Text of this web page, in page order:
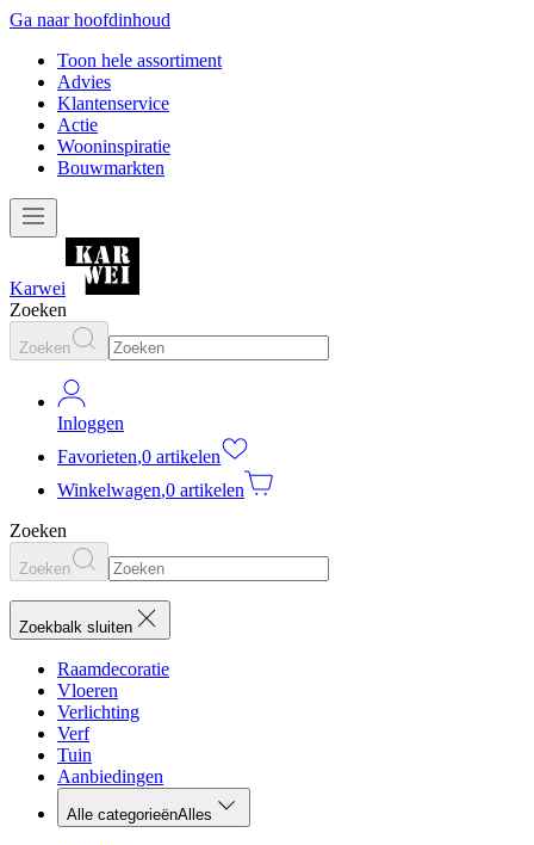
Ga naar hoofdinhoud
Toon hele assortiment
Advies
Klantenservice
Actie
Wooninspiratie
Bouwmarkten
Karwei
Zoeken
Zoeken
Inloggen
Favorieten,0 artikelen
Winkelwagen,0 artikelen
Zoeken
Zoeken
Zoekbalk sluiten
Raamdecoratie
Vloeren
Verlichting
Verf
Tuin
Aanbiedingen
Alle categorieënAlles